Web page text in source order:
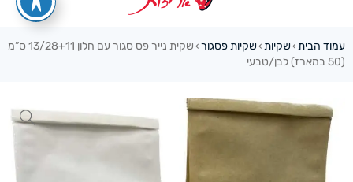
עמוד הבית ›שקיות ›שקיות פסגור ›
שקית נייר פס סגור עם חלון 13/28+11 ס”מ
(50 במארז) לבן/טבעי